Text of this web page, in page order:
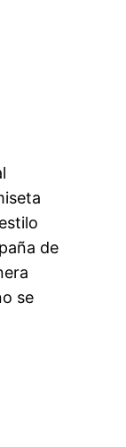
de
se